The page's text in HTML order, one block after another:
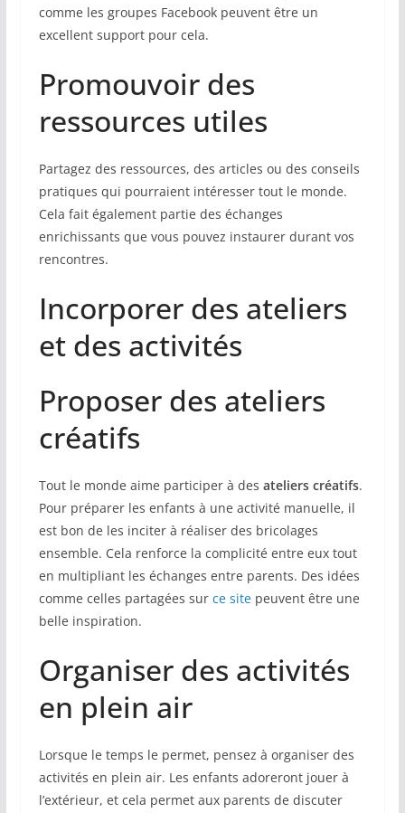
comme les groupes Facebook peuvent être un
excellent support pour cela.
Promouvoir des
ressources utiles
Partagez des ressources, des articles ou des conseils
pratiques qui pourraient intéresser tout le monde.
Cela fait également partie des échanges
enrichissants que vous pouvez instaurer durant vos
rencontres.
Incorporer des ateliers
et des activités
Proposer des ateliers
créatifs
Tout le monde aime participer à des ateliers créatifs.
Pour préparer les enfants à une activité manuelle, il
est bon de les inciter à réaliser des bricolages
ensemble. Cela renforce la complicité entre eux tout
en multipliant les échanges entre parents. Des idées
comme celles partagées sur ce sitepeuvent être une
belle inspiration.
Organiser des activités
en plein air
Lorsque le temps le permet, pensez à organiser des
activités en plein air. Les enfants adoreront jouer à
l’extérieur, et cela permet aux parents de discuter